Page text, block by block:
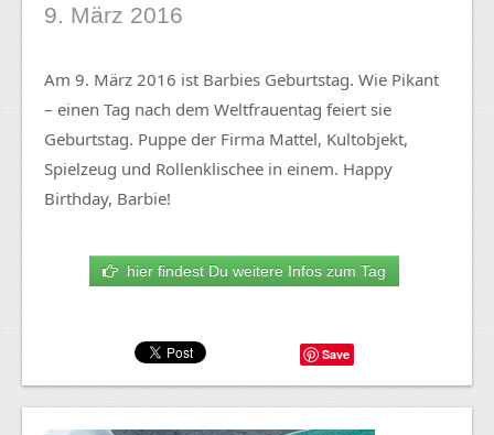
9. März 2016
Am 9. März 2016 ist Barbies Geburtstag. Wie Pikant
– einen Tag nach dem Weltfrauentag feiert sie
Geburtstag. Puppe der Firma Mattel, Kultobjekt,
Spielzeug und Rollenklischee in einem. Happy
Birthday, Barbie!
hier findest Du weitere Infos zum Tag
Save